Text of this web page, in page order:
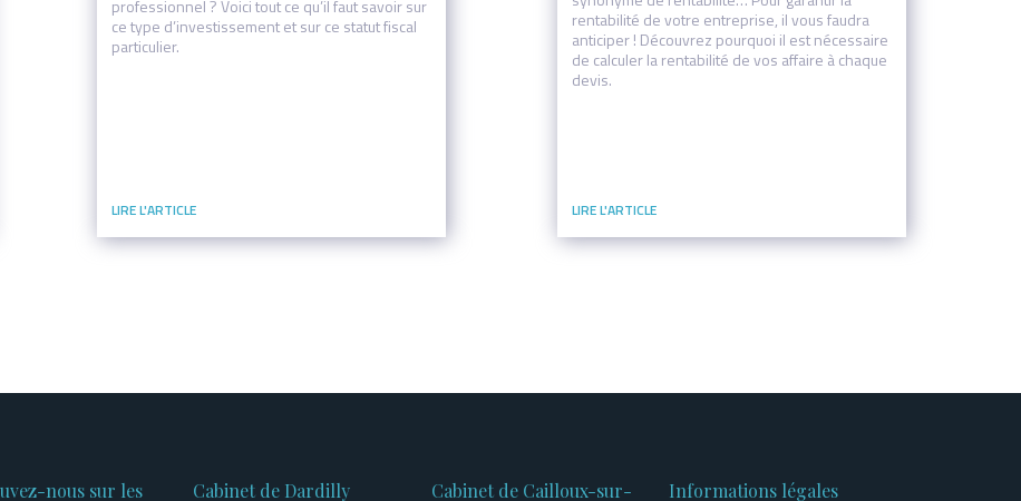
professionnel ? Voici tout ce qu’il faut savoir sur
ce type d’investissement et sur ce statut fiscal
particulier.
rentabilité de votre entreprise, il vous faudra
anticiper ! Découvrez pourquoi il est nécessaire
de calculer la rentabilité de vos affaire à chaque
devis.
nous sur les
Cabinet de Dardilly
Cabinet de Cailloux-sur-
Informations légales